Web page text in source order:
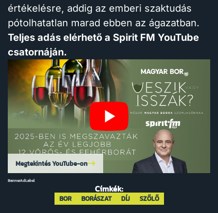
értékelésre, addig az emberi szaktudás
pótolhatatlan marad ebben az ágazatban.
Teljes adás elérhető a Spirit FM YouTube
csatornáján.
Megtekintés YouTube-on
BannerAdLabel
Címkék:
BOR BORÁSZAT DÍJ SZŐLŐ